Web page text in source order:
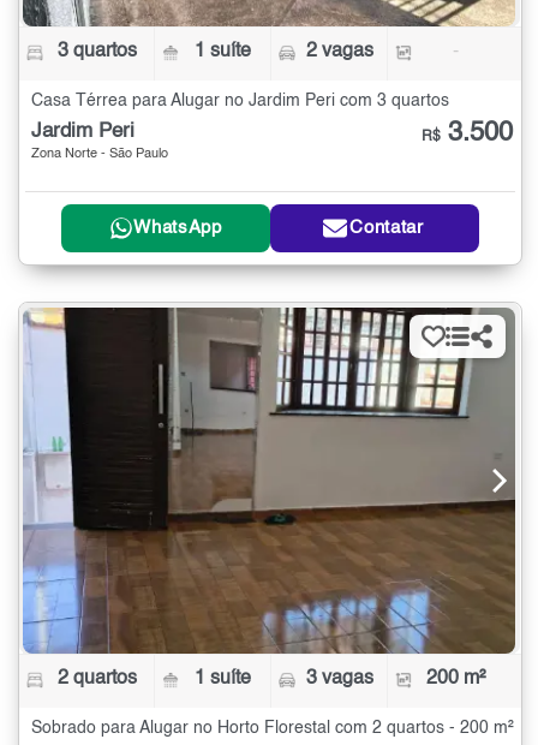
3 quartos 1 suíte 2 vagas -
Casa Térrea para Alugar no Jardim Peri com 3 quartos
Jardim Peri
Zona Norte - São Paulo
R$ 3.500
WhatsApp Contatar
2 quartos 1 suíte 3 vagas 200 m²
Sobrado para Alugar no Horto Florestal com 2 quartos - 200 m²